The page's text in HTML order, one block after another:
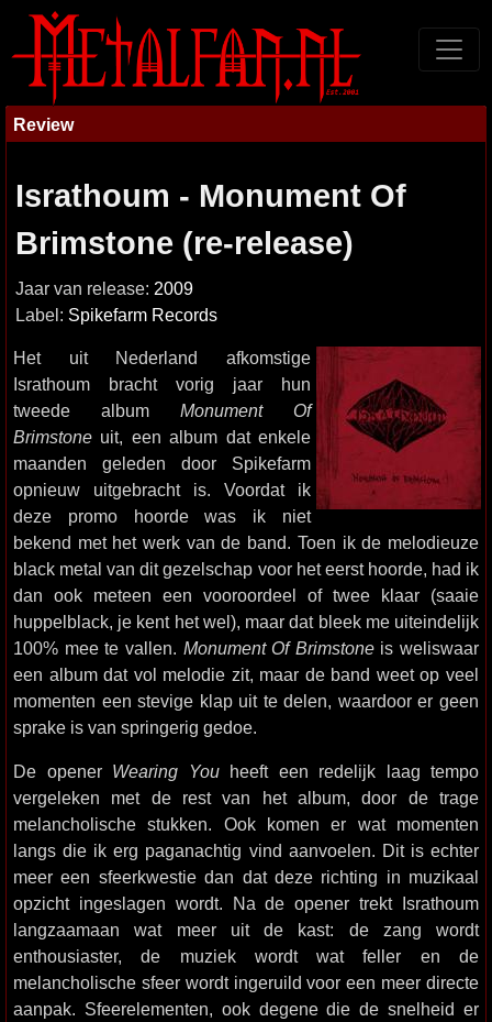
Review
Israthoum - Monument Of
Brimstone (re-release)
Jaar van release: 2009
Label: Spikefarm Records
Het uit Nederland afkomstige
Israthoum bracht vorig jaar hun
tweede album Monument Of
Brimstone uit, een album dat enkele
maanden geleden door Spikefarm
opnieuw uitgebracht is. Voordat ik
deze promo hoorde was ik niet
bekend met het werk van de band. Toen ik de melodieuze
black metal van dit gezelschap voor het eerst hoorde, had ik
dan ook meteen een vooroordeel of twee klaar (saaie
huppelblack, je kent het wel), maar dat bleek me uiteindelijk
100% mee te vallen. Monument Of Brimstoneis weliswaar
een album dat vol melodie zit, maar de band weet op veel
momenten een stevige klap uit te delen, waardoor er geen
sprake is van springerig gedoe.
De opener Wearing Youheeft een redelijk laag tempo
vergeleken met de rest van het album, door de trage
melancholische stukken. Ook komen er wat momenten
langs die ik erg paganachtig vind aanvoelen. Dit is echter
meer een sfeerkwestie dan dat deze richting in muzikaal
opzicht ingeslagen wordt. Na de opener trekt Israthoum
langzaamaan wat meer uit de kast: de zang wordt
enthousiaster, de muziek wordt wat feller en de
melancholische sfeer wordt ingeruild voor een meer directe
aanpak. Sfeerelementen, ook degene die de snelheid er